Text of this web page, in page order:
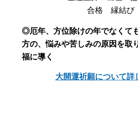
合格 縁結び
◎厄年、方位除けの年でなくて
方の、悩みや苦しみの原因を取
福に導く
大開運祈願について詳